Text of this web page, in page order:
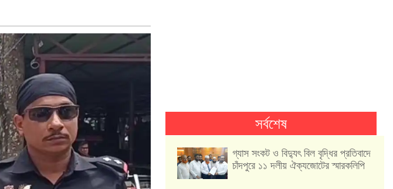
সর্বশেষ
গ্যাস সংকট ও বিদ্যুৎ বিল বৃদ্ধির প্রতিবাদে
চাঁদপুরে ১১ দলীয় ঐক্যজোটের স্মারকলিপি